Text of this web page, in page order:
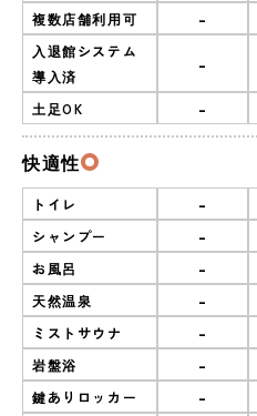
複数店舗利用可 -
入退館システム
導入済
-
土足OK -
快適性
トイレ -
シャンプー -
お風呂 -
天然温泉 -
ミストサウナ -
岩盤浴 -
鍵ありロッカー -